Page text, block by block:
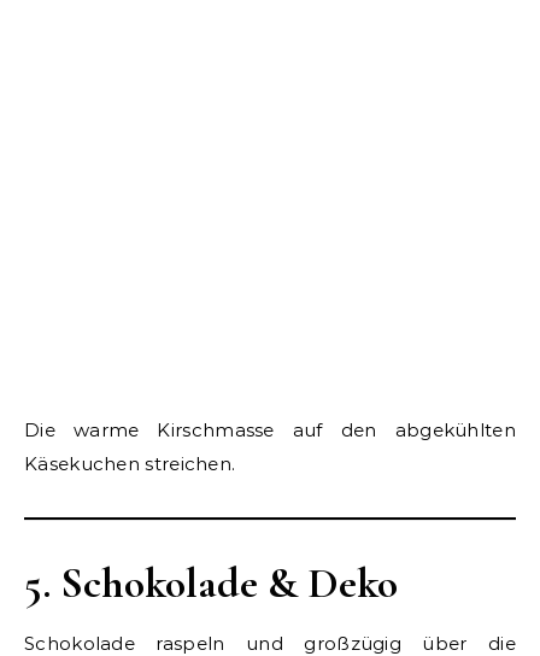
Die warme Kirschmasse auf den abgekühlten
Käsekuchen streichen.
5. Schokolade & Deko
Schokolade raspeln und großzügig über die